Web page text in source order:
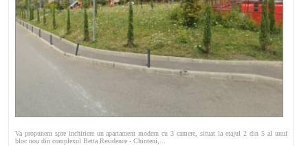
Va propunem spre inchiriere un apartament modern cu 3 camere, situat la etajul 2 din 5 al unui
bloc nou din complexul Betta Residence - Chinteni,...